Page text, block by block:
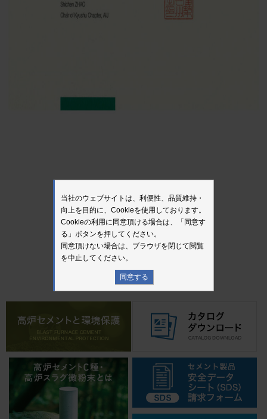
< 前の記事 新着情報一覧
当社のウェブサイトは、利便性、品質維持・
向上を目的に、Cookieを使用しております。
Cookieの利用に同意頂ける場合は、「同意す
る」ボタンを押してください。
同意頂けない場合は、ブラウザを閉じて閲覧
を中止してください。
同意する